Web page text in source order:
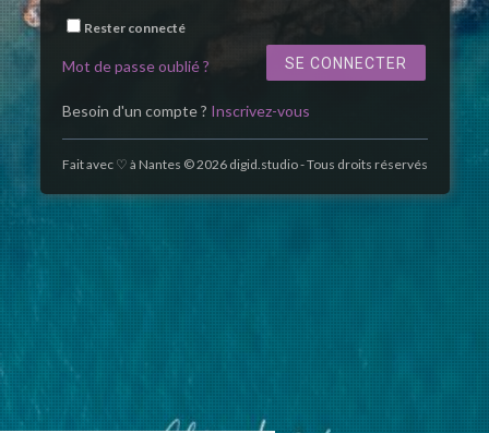
Rester connecté
Mot de passe oublié ?
Besoin d'un compte ? Inscrivez-vous
Fait avec ♡ à Nantes © 2026 digid.studio - Tous droits réservés